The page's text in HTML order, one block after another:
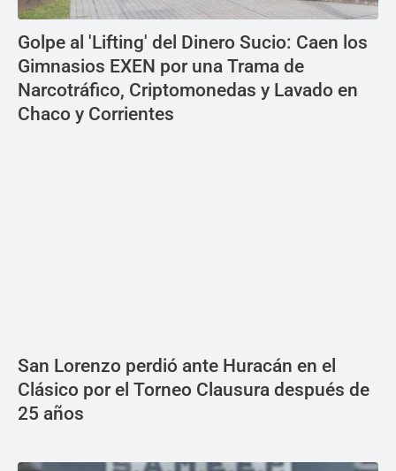
Golpe al 'Lifting' del Dinero Sucio: Caen los
Gimnasios EXEN por una Trama de
Narcotráfico, Criptomonedas y Lavado en
Chaco y Corrientes
San Lorenzo perdió ante Huracán en el
Clásico por el Torneo Clausura después de
25 años